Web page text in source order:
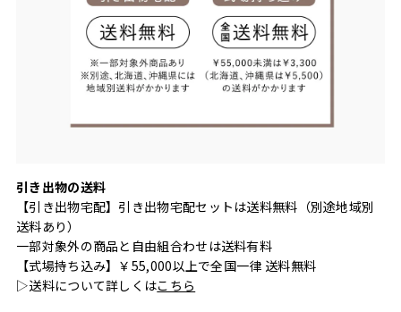
引き出物の送料
【引き出物宅配】引き出物宅配セットは送料無料（別途地域別
送料あり）
一部対象外の商品と自由組合わせは送料有料
【式場持ち込み】￥55,000以上で全国一律 送料無料
▷送料について詳しくはこちら